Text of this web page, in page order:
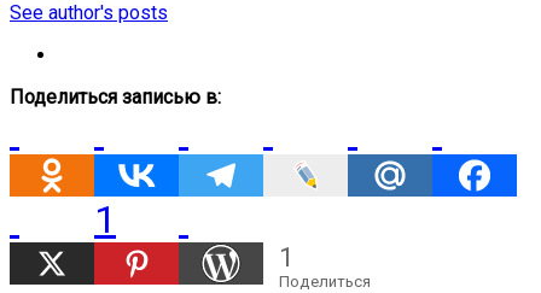
See author's posts
Поделиться записью в:
1
1
Поделиться